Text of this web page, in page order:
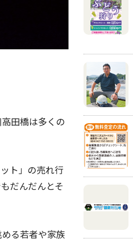
田橋は多くの
ト」の売れ行
だんだんとそ
る若者や家族